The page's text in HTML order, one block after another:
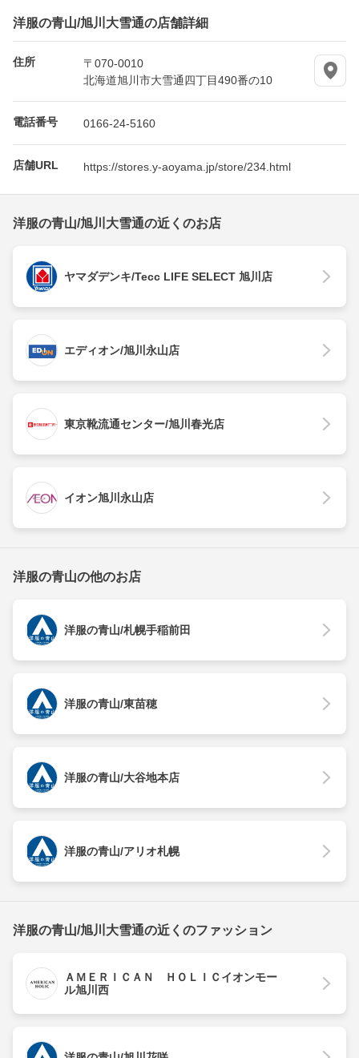
洋服の青山/旭川大雪通の店舗詳細
住所
〒070-0010
北海道旭川市大雪通四丁目490番の10
電話番号 0166-24-5160
店舗URL https://stores.y-aoyama.jp/store/234.html
洋服の青山/旭川大雪通の近くのお店
ヤマダデンキ/Tecc LIFE SELECT 旭川店
エディオン/旭川永山店
東京靴流通センター/旭川春光店
イオン旭川永山店
洋服の青山の他のお店
洋服の青山/札幌手稲前田
洋服の青山/東苗穂
洋服の青山/大谷地本店
洋服の青山/アリオ札幌
洋服の青山/旭川大雪通の近くのファッション
ＡＭＥＲＩＣＡＮ ＨＯＬＩＣイオンモー
ル旭川西